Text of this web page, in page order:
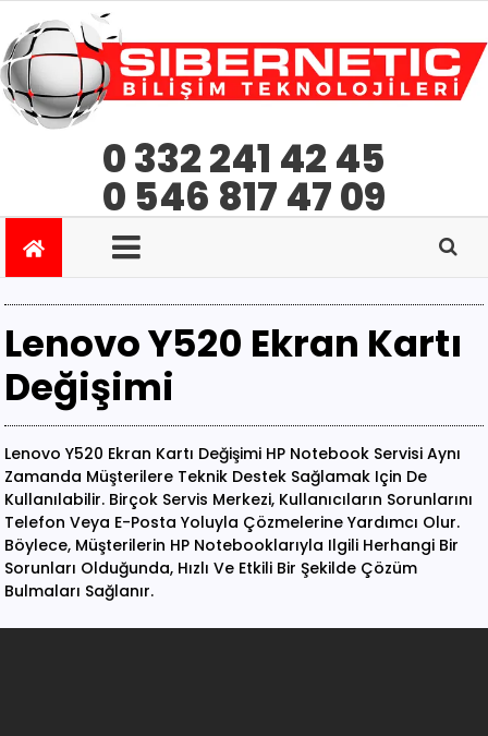
0 332 241 42 45
0 546 817 47 09
Lenovo Y520 Ekran Kartı
Değişimi
Lenovo Y520 Ekran Kartı Değişimi HP Notebook Servisi Aynı
Zamanda Müşterilere Teknik Destek Sağlamak Için De
Kullanılabilir. Birçok Servis Merkezi, Kullanıcıların Sorunlarını
Telefon Veya E-Posta Yoluyla Çözmelerine Yardımcı Olur.
Böylece, Müşterilerin HP Notebooklarıyla Ilgili Herhangi Bir
Sorunları Olduğunda, Hızlı Ve Etkili Bir Şekilde Çözüm
Bulmaları Sağlanır.